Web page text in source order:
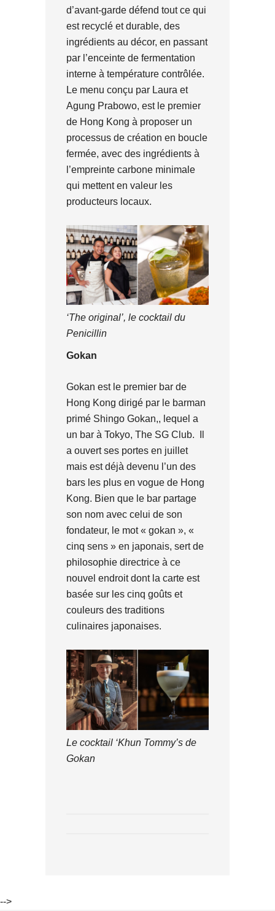
d’avant-garde défend tout ce qui
est recyclé et durable, des
ingrédients au décor, en passant
par l’enceinte de fermentation
interne à température contrôlée.
Le menu conçu par Laura et
Agung Prabowo, est le premier
de Hong Kong à proposer un
processus de création en boucle
fermée, avec des ingrédients à
l’empreinte carbone minimale
qui mettent en valeur les
producteurs locaux.
‘The original’, le cocktail du
Penicillin
Gokan
Gokan est le premier bar de
Hong Kong dirigé par le barman
primé Shingo Gokan,, lequel a
un bar à Tokyo, The SG Club. Il
a ouvert ses portes en juillet
mais est déjà devenu l’un des
bars les plus en vogue de Hong
Kong. Bien que le bar partage
son nom avec celui de son
fondateur, le mot « gokan », «
cinq sens » en japonais, sert de
philosophie directrice à ce
nouvel endroit dont la carte est
basée sur les cinq goûts et
couleurs des traditions
culinaires japonaises.
Le cocktail ‘Khun Tommy’s de
Gokan
-->